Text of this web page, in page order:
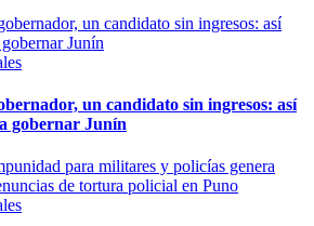
un candidato sin ingresos: así
gobernar Junín